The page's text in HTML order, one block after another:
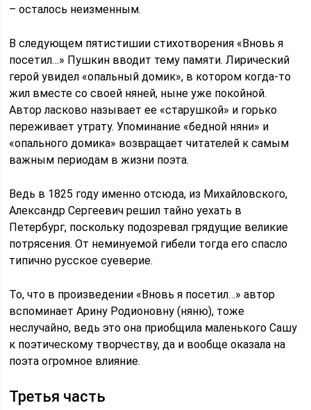
– осталось неизменным.
В следующем пятистишии стихотворения «Вновь я
посетил…» Пушкин вводит тему памяти. Лирический
герой увидел «опальный домик», в котором когда-то
жил вместе со своей няней, ныне уже покойной.
Автор ласково называет ее «старушкой» и горько
переживает утрату. Упоминание «бедной няни» и
«опального домика» возвращает читателей к самым
важным периодам в жизни поэта.
Ведь в 1825 году именно отсюда, из Михайловского,
Александр Сергеевич решил тайно уехать в
Петербург, поскольку подозревал грядущие великие
потрясения. От неминуемой гибели тогда его спасло
типично русское суеверие.
То, что в произведении «Вновь я посетил…» автор
вспоминает Арину Родионовну (няню), тоже
неслучайно, ведь это она приобщила маленького Сашу
к поэтическому творчеству, да и вообще оказала на
поэта огромное влияние.
Третья часть